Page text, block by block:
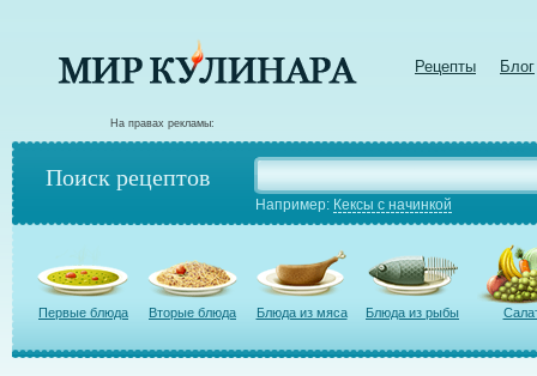
Рецепты Блог
На правах рекламы:
Поиск рецептов
Например: Кексы с начинкой
Первые блюда Вторые блюда Блюда из мяса Блюда из рыбы